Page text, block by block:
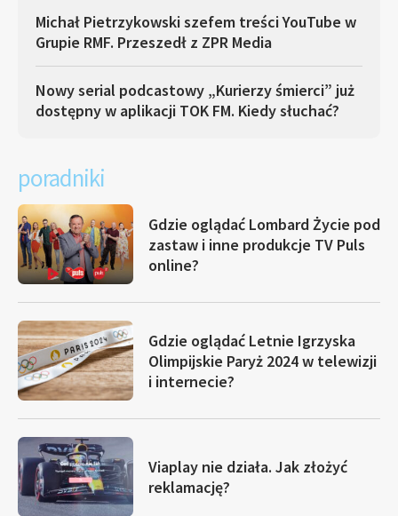
Michał Pietrzykowski szefem treści YouTube w
Grupie RMF. Przeszedł z ZPR Media
Nowy serial podcastowy „Kurierzy śmierci” już
dostępny w aplikacji TOK FM. Kiedy słuchać?
poradniki
Gdzie oglądać Lombard Życie pod
zastaw i inne produkcje TV Puls
online?
Gdzie oglądać Letnie Igrzyska
Olimpijskie Paryż 2024 w telewizji
i internecie?
Viaplay nie działa. Jak złożyć
reklamację?